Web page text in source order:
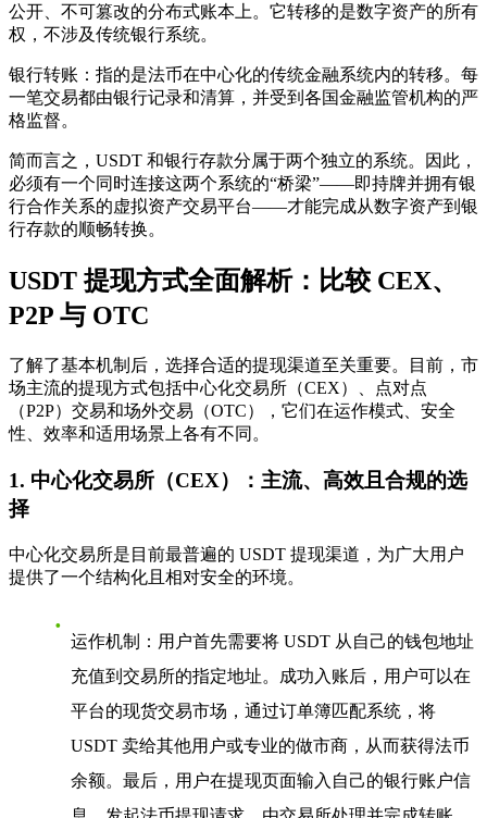
公开、不可篡改的分布式账本上。它转移的是数字资产的所有
权，不涉及传统银行系统。
银行转账 ：指的是法币在中心化的传统金融系统内的转移。每
一笔交易都由银行记录和清算，并受到各国金融监管机构的严
格监督。
简而言之，USDT 和银行存款分属于两个独立的系统。因此，
必须有一个同时连接这两个系统的“桥梁”——即持牌并拥有银
行合作关系的虚拟资产交易平台——才能完成从数字资产到银
行存款的顺畅转换。
USDT 提现方式全面解析：比较 CEX、
P2P 与 OTC
了解了基本机制后，选择合适的提现渠道至关重要。目前，市
场主流的提现方式包括中心化交易所（CEX）、点对点
（P2P）交易和场外交易（OTC），它们在运作模式、安全
性、效率和适用场景上各有不同。
1. 中心化交易所（CEX）：主流、高效且合规的选
择
中心化交易所是目前最普遍的 USDT 提现渠道，为广大用户
提供了一个结构化且相对安全的环境。
运作机制
：用户首先需要将 USDT 从自己的钱包地址
充值到交易所的指定地址。成功入账后，用户可以在
平台的现货交易市场，通过订单簿匹配系统，将
USDT 卖给其他用户或专业的做市商，从而获得法币
余额。最后，用户在提现页面输入自己的银行账户信